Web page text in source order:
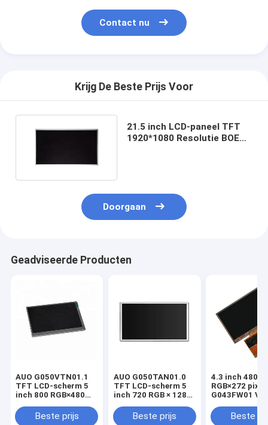
Contact nu
Krijg De Beste Prijs Voor
21.5 inch LCD-paneel TFT
1920*1080 Resolutie BOE
Doorgaan
Geadviseerde Producten
AUO G050VTN01.1
TFT LCD-scherm 5
inch 800 RGB×480
Beste prijs
AUO G050TAN01.0
TFT LCD-scherm 5
inch 720 RGB × 1280
Beste prijs
4.3 inch 480
RGB×272
G043FW01 V0
Beste